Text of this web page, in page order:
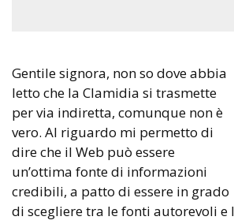
Gentile signora, non so dove abbia
letto che la Clamidia si trasmette
per via indiretta, comunque non è
vero. Al riguardo mi permetto di
dire che il Web può essere
un’ottima fonte di informazioni
credibili, a patto di essere in grado
di scegliere tra le fonti autorevoli e